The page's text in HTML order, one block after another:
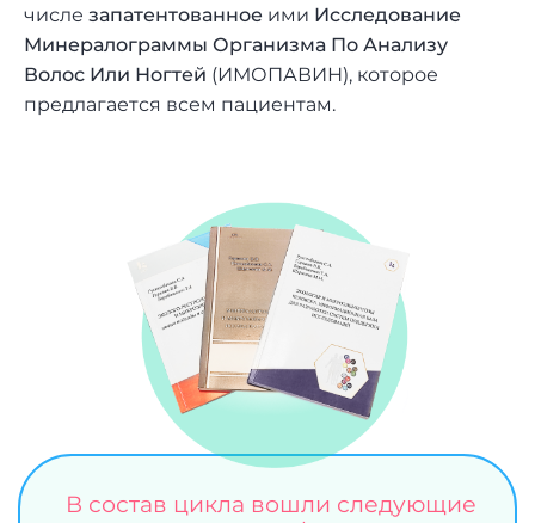
числе запатентованное ими Исследование
Минералограммы Организма По Анализу
Волос Или Ногтей (ИМОПАВИН), которое
предлагается всем пациентам.
В состав цикла вошли следующие